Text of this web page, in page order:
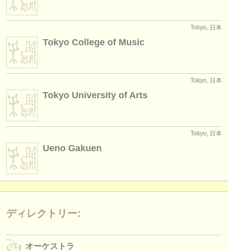
Tokyo, 日本
Tokyo College of Music
Tokyo, 日本
Tokyo University of Arts
Tokyo, 日本
Ueno Gakuen
ディレクトリー:
オーケストラ